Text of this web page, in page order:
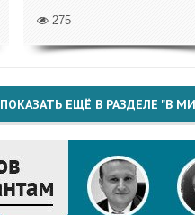
275
ПОКАЗАТЬ ЕЩЁ В РАЗДЕЛЕ "В